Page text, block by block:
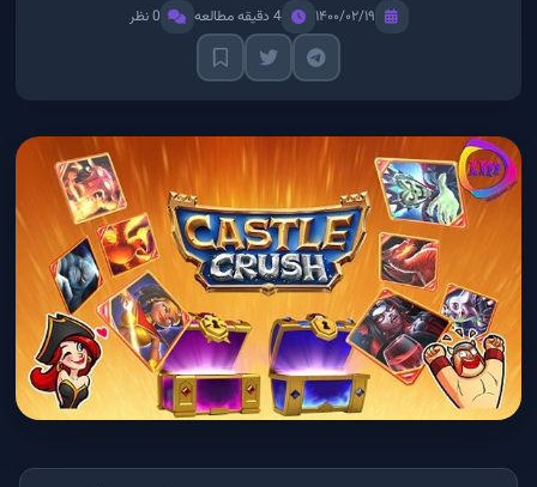
۱۴۰۰/۰۲/۱۹ 4 دقیقه مطالعه 0 نظر